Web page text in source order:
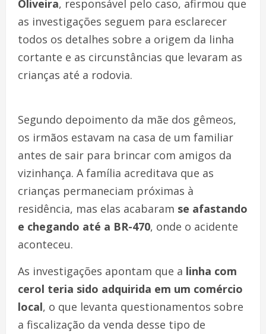
Oliveira, responsável pelo caso, afirmou que
as investigações seguem para esclarecer
todos os detalhes sobre a origem da linha
cortante e as circunstâncias que levaram as
crianças até a rodovia.
Segundo depoimento da mãe dos gêmeos,
os irmãos estavam na casa de um familiar
antes de sair para brincar com amigos da
vizinhança. A família acreditava que as
crianças permaneciam próximas à
residência, mas elas acabaram se afastando
e chegando até a BR-470, onde o acidente
aconteceu.
As investigações apontam que a linha com
cerol teria sido adquirida em um comércio
local, o que levanta questionamentos sobre
a fiscalização da venda desse tipo de